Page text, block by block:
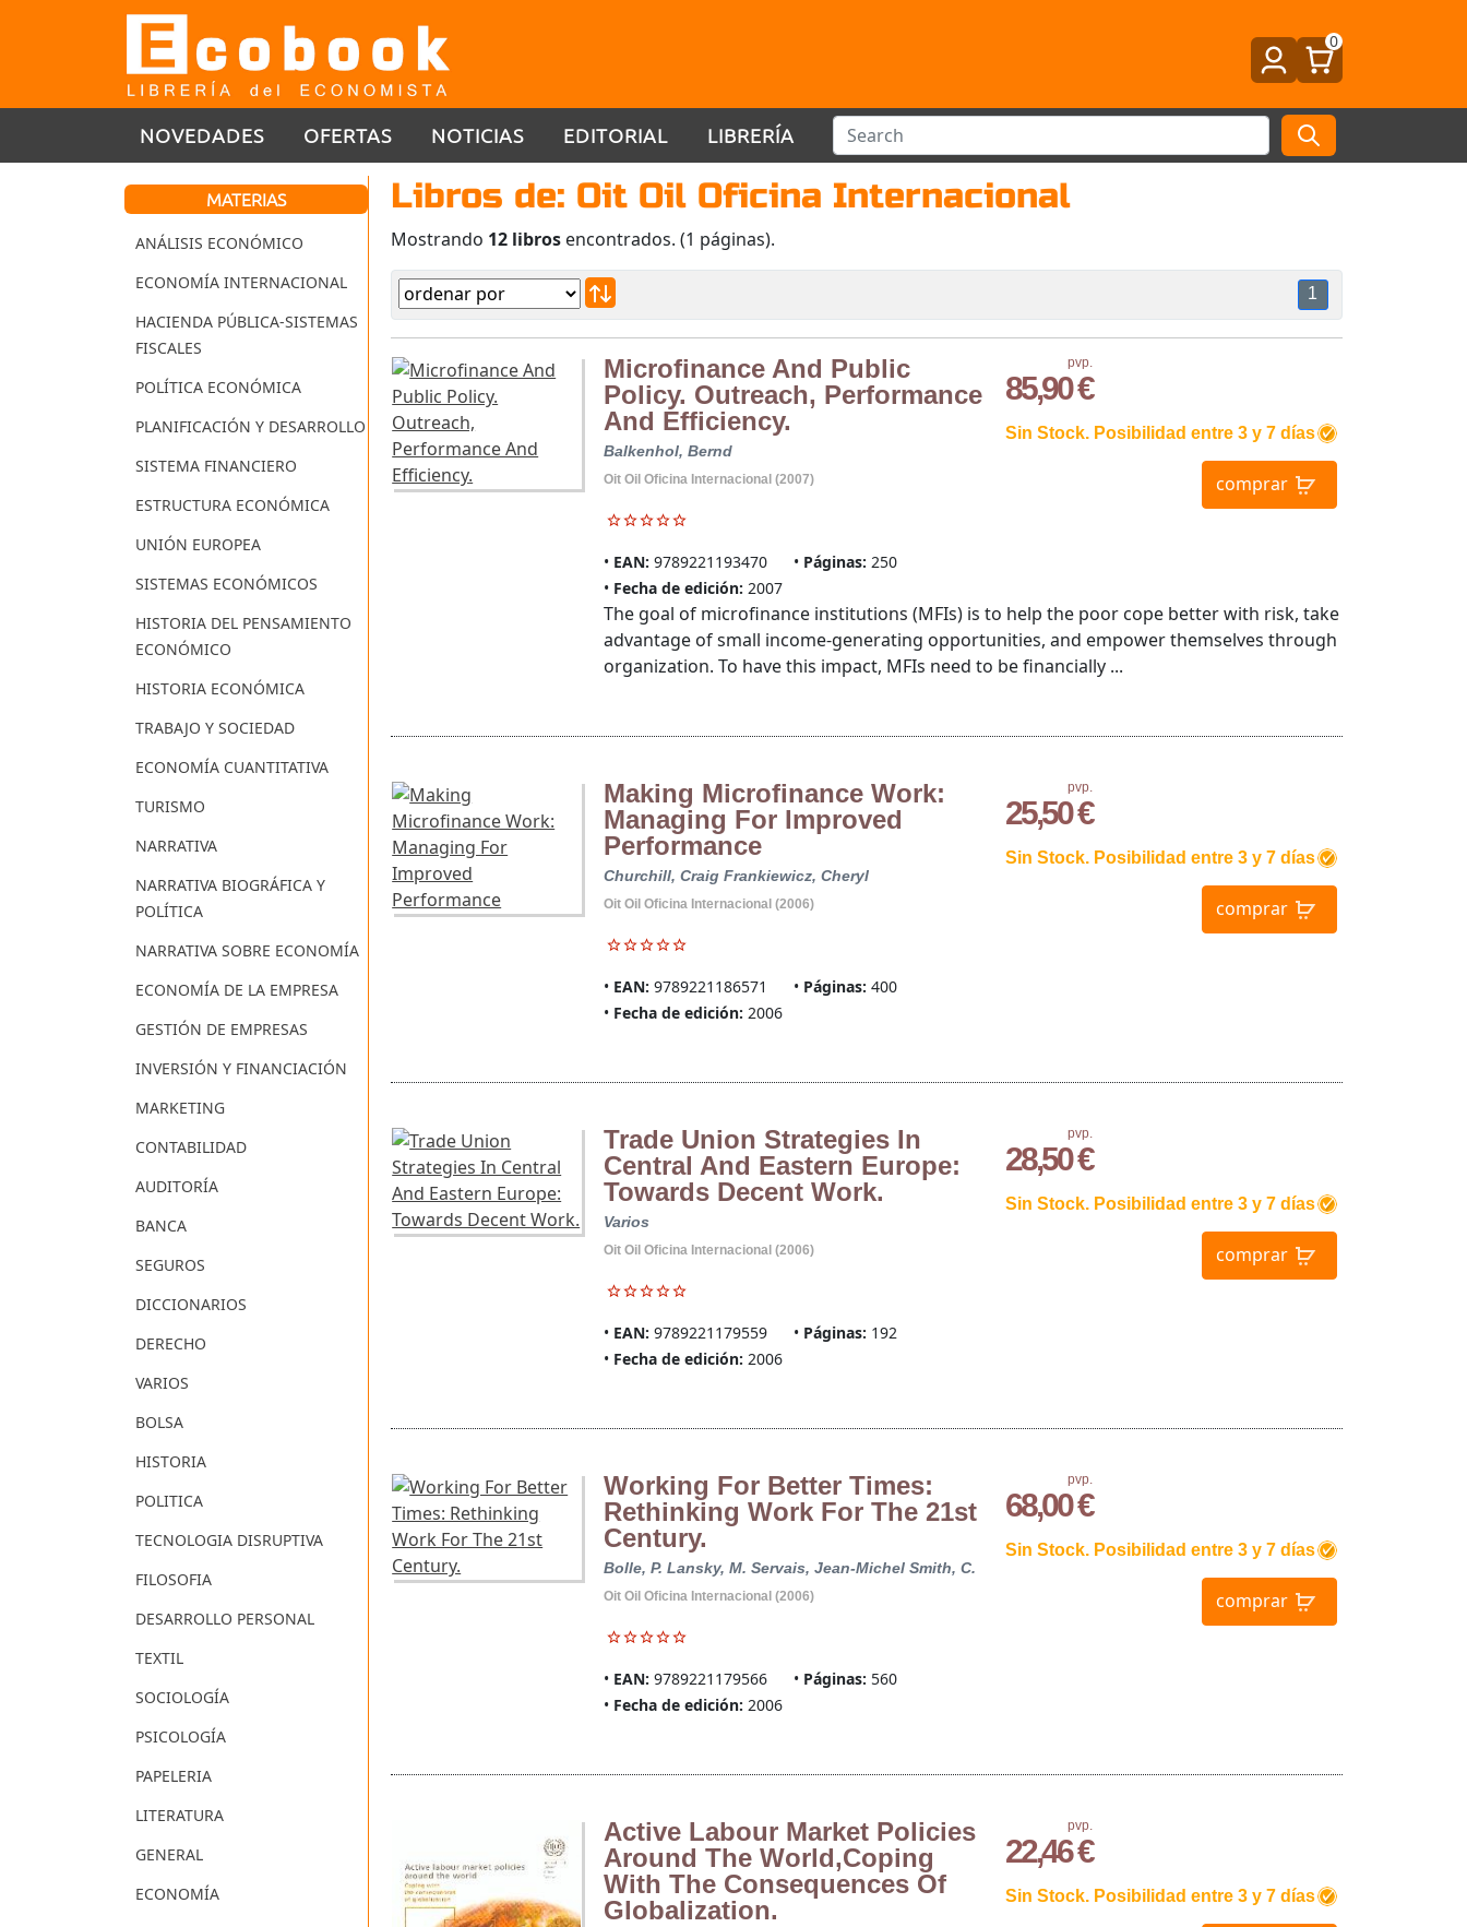
0
NOVEDADES OFERTAS NOTICIAS EDITORIAL LIBRERÍA
MATERIAS
ANÁLISIS ECONÓMICO
ECONOMÍA INTERNACIONAL
HACIENDA PÚBLICA-SISTEMAS
FISCALES
POLÍTICA ECONÓMICA
PLANIFICACIÓN Y DESARROLLO
SISTEMA FINANCIERO
ESTRUCTURA ECONÓMICA
UNIÓN EUROPEA
SISTEMAS ECONÓMICOS
HISTORIA DEL PENSAMIENTO
ECONÓMICO
HISTORIA ECONÓMICA
TRABAJO Y SOCIEDAD
ECONOMÍA CUANTITATIVA
TURISMO
NARRATIVA
NARRATIVA BIOGRÁFICA Y
POLÍTICA
NARRATIVA SOBRE ECONOMÍA
ECONOMÍA DE LA EMPRESA
GESTIÓN DE EMPRESAS
INVERSIÓN Y FINANCIACIÓN
MARKETING
CONTABILIDAD
AUDITORÍA
BANCA
SEGUROS
DICCIONARIOS
DERECHO
VARIOS
BOLSA
HISTORIA
POLITICA
TECNOLOGIA DISRUPTIVA
FILOSOFIA
DESARROLLO PERSONAL
TEXTIL
SOCIOLOGÍA
PSICOLOGÍA
PAPELERIA
LITERATURA
GENERAL
ECONOMÍA
Libros de: Oit Oil Oficina Internacional
Mostrando 12 libros encontrados. (1 páginas).
1
Microfinance And Public
Policy. Outreach, Performance
And Efficiency.
Balkenhol, Bernd
Oit Oil Oficina Internacional (2007)
EAN: 9789221193470 Páginas: 250
Fecha de edición: 2007
pvp.
85,90 €
Sin Stock. Posibilidad entre 3 y 7 días
comprar
The goal of microfinance institutions (MFIs) is to help the poor cope better with risk, take
advantage of small income-generating opportunities, and empower themselves through
organization. To have this impact, MFIs need to be financially ...
Making Microfinance Work:
Managing For Improved
Performance
Churchill, Craig Frankiewicz, Cheryl
Oit Oil Oficina Internacional (2006)
EAN: 9789221186571 Páginas: 400
Fecha de edición: 2006
pvp.
25,50 €
Sin Stock. Posibilidad entre 3 y 7 días
comprar
Trade Union Strategies In
Central And Eastern Europe:
Towards Decent Work.
Varios
Oit Oil Oficina Internacional (2006)
EAN: 9789221179559 Páginas: 192
Fecha de edición: 2006
pvp.
28,50 €
Sin Stock. Posibilidad entre 3 y 7 días
comprar
Working For Better Times:
Rethinking Work For The 21st
Century.
Bolle, P. Lansky, M. Servais, Jean-Michel Smith, C.
Oit Oil Oficina Internacional (2006)
EAN: 9789221179566 Páginas: 560
Fecha de edición: 2006
pvp.
68,00 €
Sin Stock. Posibilidad entre 3 y 7 días
comprar
Active Labour Market Policies
Around The World,Coping
With The Consequences Of
Globalization.
pvp.
22,46 €
Sin Stock. Posibilidad entre 3 y 7 días